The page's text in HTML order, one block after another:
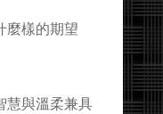
樣的期望
與溫柔兼具